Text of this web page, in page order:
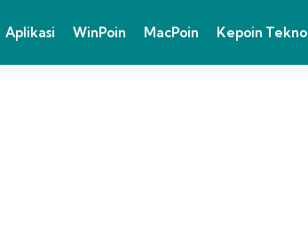
Aplikasi WinPoin MacPoin Kepoin Tekno